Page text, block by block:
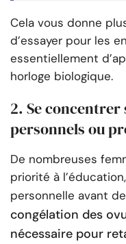
Cela vous donne
d’essayer pour les
essentiellement
horloge biologique.
2. Se
personnels ou
De nombreuses
priorité à
personnelle avant
congélation des
nécessaire pour